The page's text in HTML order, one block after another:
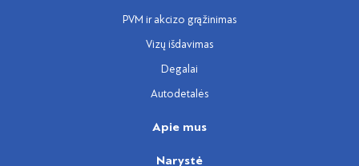
PVM ir akcizo grąžinimas
Vizų išdavimas
Degalai
Autodetalės
Apie mus
Narystė